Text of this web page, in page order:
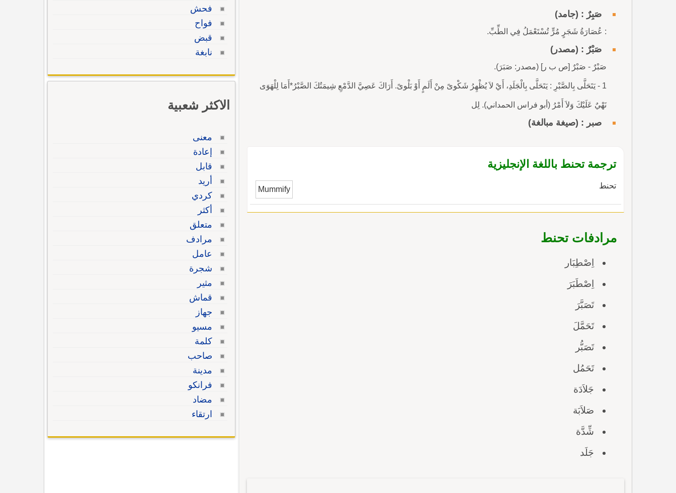
صَبِرٌ : (جامد)
: عُصَارَةُ شَجَرٍ مُرٍّ تُسْتَعْمَلُ فِي الطِّبِّ.
صَبْرٌ : (مصدر)
صَبْرٌ - صَبْرٌ [ص ب ر] (مصدر: صَبَرَ).
1 - يَتَحَلَّى بِالصَّبْرِ : يَتَحَلَّى بِالْجَلَدِ، أَيْ لاَ يُظْهِرُ شَكْوىً مِنْ أَلَمٍ أَوْ بَلْوىً. أَرَاكَ عَصِيَّ الدَّمْعِ شِيمَتُكَ الصَّبْرُ*أَمَا لِلْهَوَى
نَهْيٌ عَلَيْكَ وَلاَ أَمْرُ (أبو فراس الحمداني). لِل
صبر : (صيغة مبالغة)
ترجمة تحنط باللغة الإنجليزية
تحنط Mummify
مرادفات تحنط
اِصْطِبَار
اِصْطَبَرَ
تَصَبَّرَ
تَحَمَّلَ
تَصَبُّر
تَحَمُل
جَلاَدَة
صَلاَبَة
شِّدَّة
جَلَد
فحش
فواح
قبض
نابغة
الاكثر شعبية
معنى
إعادة
قابل
أريد
كردي
أكثر
متعلق
مرادف
عامل
شجرة
مثير
قماش
جهاز
مسيو
كلمة
صاحب
مدينة
فرانكو
مضاد
ارتقاء